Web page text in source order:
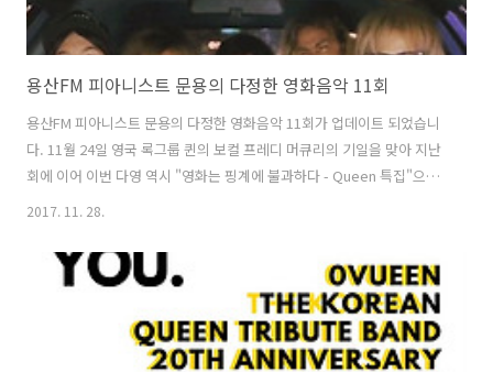
용산FM 피아니스트 문용의 다정한 영화음악 11회
용산FM 피아니스트 문용의 다정한 영화음악 11회가 업데이트 되었습니
다. 11월 24일 영국 록그룹 퀸의 보컬 프레디 머큐리의 기일을 맞아 지난
회에 이어 이번 다영 역시 "영화는 핑계에 불과하다 - Queen 특집"으로
진행되었습니다. 물론 10회와 11회 녹음은 같은 날 ㅋ 한국 퀸 팬클럽
신 보헤미안PJ 님을 게스트로 모시고 플래시 고든(1980), 메트로폴리스
(1984), 하이랜더(1986), 웨인즈 월드(1992) 등을 중심으로 퀸의 음악에
대해 이야기 나눠보았습니다. [관련 링크] Queen Forever 다음 카페
Queen Forever 페이스북 다정한 영화음악 11회 녹음은 문타라스튜디
오에서 이뤄졌습니다. ..
2017. 11. 28.